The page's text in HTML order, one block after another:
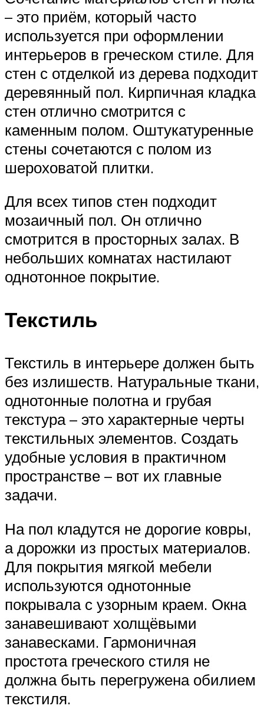
– это приём, который часто
используется при оформлении
интерьеров в греческом стиле. Для
стен с отделкой из дерева подходит
деревянный пол. Кирпичная кладка
стен отлично смотрится с
каменным полом. Оштукатуренные
стены сочетаются с полом из
шероховатой плитки.
Для всех типов стен подходит
мозаичный пол. Он отлично
смотрится в просторных залах. В
небольших комнатах настилают
однотонное покрытие.
Текстиль
Текстиль в интерьере должен быть
без излишеств. Натуральные ткани,
однотонные полотна и грубая
текстура – это характерные черты
текстильных элементов. Создать
удобные условия в практичном
пространстве – вот их главные
задачи.
На пол кладутся не дорогие ковры,
а дорожки из простых материалов.
Для покрытия мягкой мебели
используются однотонные
покрывала с узорным краем. Окна
занавешивают холщёвыми
занавесками. Гармоничная
простота греческого стиля не
должна быть перегружена обилием
текстиля.